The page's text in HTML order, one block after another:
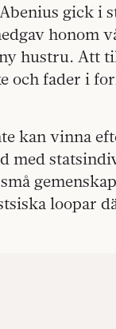
gick i
honom
hustru. Att
och fader i
kan vinna
med
loopar